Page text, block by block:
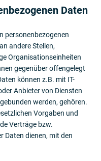
Daten
personenbezogenen
andere Stellen,
Organisationseinheiten
gegenüber offengelegt
können z.B. mit IT-
Anbieter von Diensten
werden, gehören.
Vorgaben und
Verträge bzw.
Daten dienen, mit den